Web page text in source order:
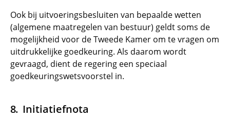
Ook bij uitvoeringsbesluiten van bepaalde wetten
(algemene maatregelen van bestuur) geldt soms de
mogelijkheid voor de Tweede Kamer om te vragen om
uitdrukkelijke goedkeuring. Als daarom wordt
gevraagd, dient de regering een speciaal
goedkeuringswetsvoorstel in.
Initiatiefnota